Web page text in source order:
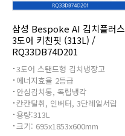
삼성 Bespoke AI 김치플러스
3도어 키친핏 (313L) /
RQ33DB74D201
3도어 스탠드형 김치냉장고
에너지효율 2등급
안심김치통, 독립냉각
칸칸탈취, 인버터, 3단레일서랍
용량:313L
크기: 695x1853x600mm